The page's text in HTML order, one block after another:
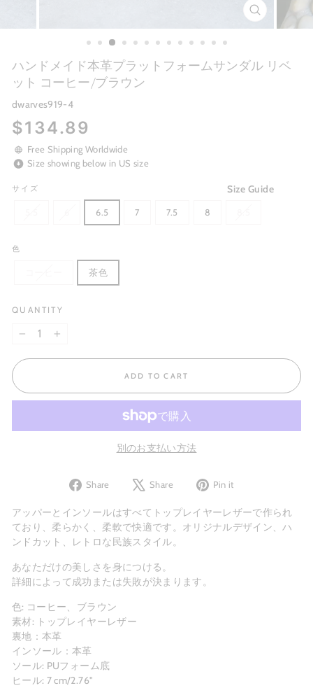
CLOSE
(ESC)
ハンドメイド本革プラットフォームサンダル リベ
ット コーヒー/ブラウン
dwarves919-4
Regular
price
$134.89
Free Shipping Worldwide
Size showing below in US size
Size Guide
サイズ
6.5 7 7.5 8
色
茶色
QUANTITY
ADD TO CART
別のお支払い方法
Share
Share
Facebook
Share
Tweet
X
Pin it
Pinterest
アッパーとインソールはすべてトップレイヤーレザーで作られ
ており、柔らかく、柔軟で快適です。オリジナルデザイン、ハ
ンドカット、レトロな民族スタイル。
あなただけの美しさを身につける。
詳細によって成功または失敗が決まります。
色: コーヒー、ブラウン
素材: トップレイヤーレザー
裏地：本革
インソール：本革
ソール: PUフォーム底
ヒール: 7 cm/2.76"